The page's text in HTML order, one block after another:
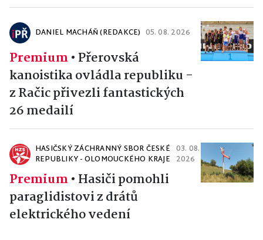
DANIEL MACHÁŇ (REDAKCE) 05. 08. 2026
Premium • Přerovská
kanoistika ovládla republiku -
z Račic přivezli fantastických
26 medailí
HASIČSKÝ ZÁCHRANNÝ SBOR ČESKÉ
REPUBLIKY - OLOMOUCKÉHO KRAJE
03. 08.
2026
Premium • Hasiči pomohli
paraglidistovi z drátů
elektrického vedení